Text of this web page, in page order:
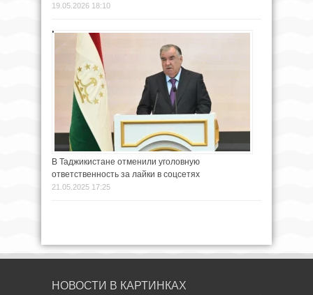
19.05.2026 18:10
В Таджикистане отменили уголовную
ответственность за лайки в соцсетях
21.05.2025 17:25
НОВОСТИ В КАРТИНКАХ